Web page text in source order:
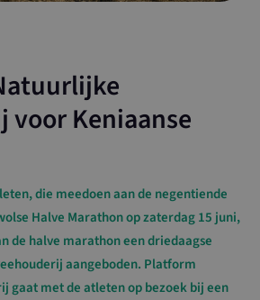
voor Keniaanse
die meedoen aan de negentiende
Halve Marathon op zaterdag 15 juni,
de halve marathon een driedaagse
aangeboden. Platform
gaat met de atleten op bezoek bij een